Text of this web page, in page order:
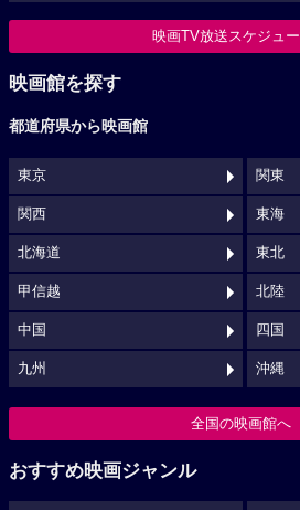
映画TV放送スケジュ
映画館を探す
都道府県から映画館
東京 関東
関西 東海
北海道 東北
甲信越 北陸
中国 四国
九州 沖縄
全国の映画館へ
おすすめ映画ジャンル